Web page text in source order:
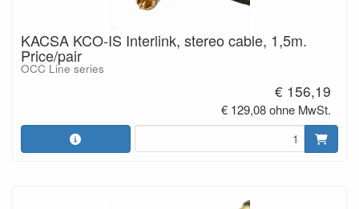
KACSA KCO-IS Interlink, stereo cable, 1,5m.
Price/pair
OCC Line series
€ 156,19
€ 129,08 ohne MwSt.